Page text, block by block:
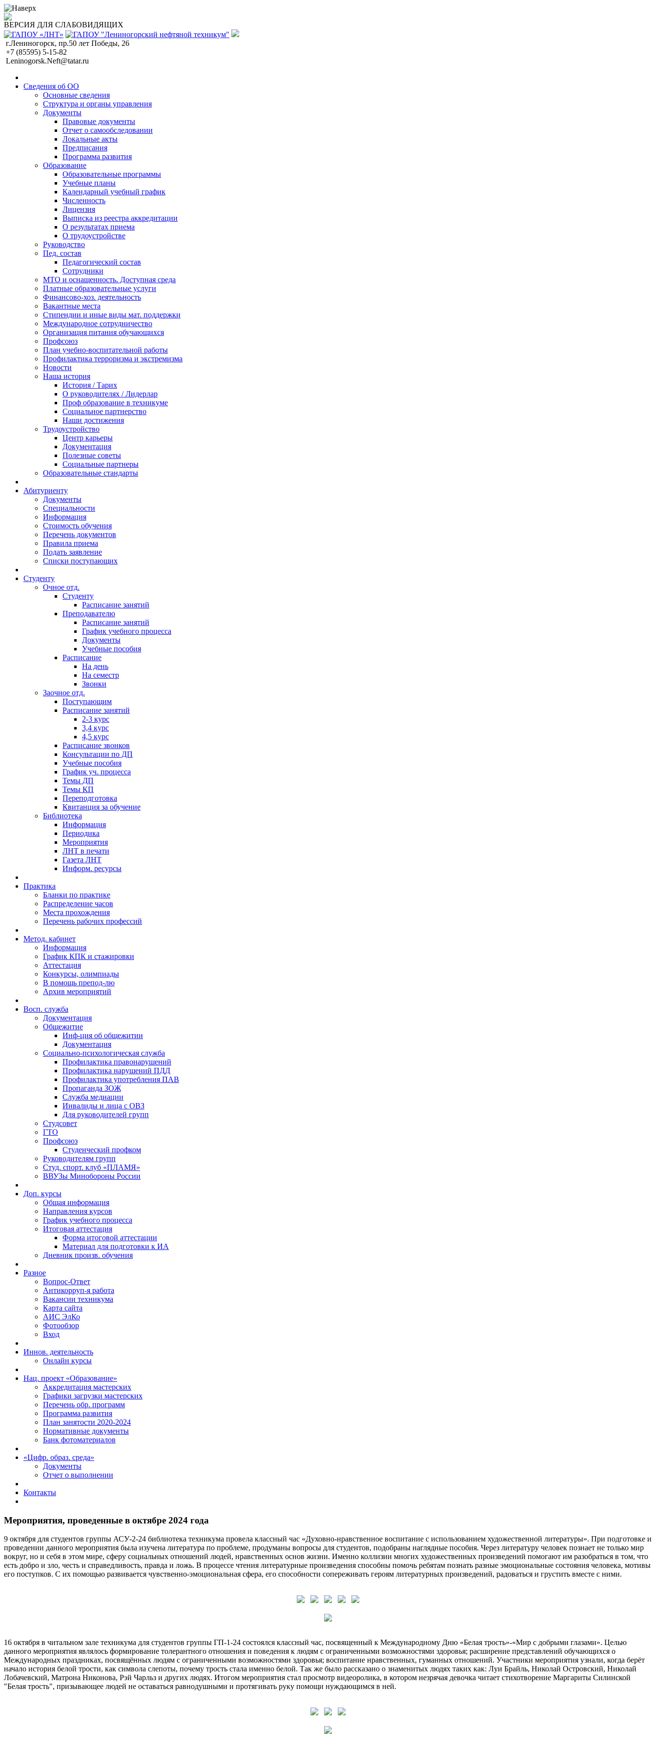
ВЕРСИЯ ДЛЯ СЛАБОВИДЯЩИХ
г.Лениногорск, пр.50 лет Победы, 26
+7 (85595) 5-15-82
Leninogorsk.Neft@tatar.ru
Сведения об ОО
Основные сведения
Структура и органы управления
Документы
Правовые документы
Отчет о самообследовании
Локальные акты
Предписания
Программа развития
Образование
Образовательные программы
Учебные планы
Календарный учебный график
Численность
Лицензия
Выписка из реестра аккредитации
О результатах приема
О трудоустройстве
Руководство
Пед. состав
Педагогический состав
Сотрудники
МТО и оснащенность. Доступная среда
Платные образовательные услуги
Финансово-хоз. деятельность
Вакантные места
Стипендии и иные виды мат. поддержки
Международное сотрудничество
Организация питания обучающихся
Профсоюз
План учебно-воспитательной работы
Профилактика терроризма и экстремизма
Новости
Наша история
История / Тарих
О руководителях / Лидерлар
Проф образование в техникуме
Социальное партнерство
Наши достижения
Трудоустройство
Центр карьеры
Документация
Полезные советы
Социальные партнеры
Образовательные стандарты
Абитуриенту
Документы
Специальности
Информация
Стоимость обучения
Перечень документов
Правила приема
Подать заявление
Списки поступающих
Студенту
Очное отд.
Студенту
Расписание занятий
Преподавателю
Расписание занятий
График учебного процесса
Документы
Учебные пособия
Расписание
На день
На семестр
Звонки
Заочное отд.
Поступающим
Расписание занятий
2-3 курс
3,4 курс
4,5 курс
Расписание звонков
Консультации по ДП
Учебные пособия
График уч. процесса
Темы ДП
Темы КП
Переподготовка
Квитанция за обучение
Библиотека
Информация
Периодика
Мероприятия
ЛНТ в печати
Газета ЛНТ
Информ. ресурсы
Практика
Бланки по практике
Распределение часов
Места прохождения
Перечень рабочих профессий
Метод. кабинет
Информация
График КПК и стажировки
Аттестация
Конкурсы, олимпиады
В помощь препод-лю
Архив мероприятий
Восп. cлужба
Документация
Общежитие
Инф-ция об общежитии
Документация
Социально-психологическая служба
Профилактика правонарушений
Профилактика нарушений ПДД
Профилактика употребления ПАВ
Пропаганда ЗОЖ
Служба медиации
Инвалиды и лица с ОВЗ
Для руководителей групп
Студсовет
ГТО
Профсоюз
Студенческий профком
Руководителям групп
Студ. спорт. клуб «ПЛАМЯ»
ВВУЗы Минобороны России
Доп. курсы
Общая информация
Направления курсов
График учебного процесса
Итоговая аттестация
Форма итоговой аттестации
Материал для подготовки к ИА
Дневник произв. обучения
Разное
Вопрос-Ответ
Антикорруп-я работа
Вакансии техникума
Карта сайта
АИС ЭлКо
Фотообзор
Вход
Иннов. деятельность
Онлайн курсы
Нац. проект «Образование»
Аккредитация мастерских
Графики загрузки мастерских
Перечень обр. программ
Программа развития
План занятости 2020-2024
Нормативные документы
Банк фотоматериалов
«Цифр. образ. среда»
Документы
Отчет о выполнении
Контакты
Мероприятия, проведенные в октябре 2024 года
9 октября для студентов группы АСУ-2-24 библиотека техникума провела классный час «Духовно-нравственное воспитание с использованием художественной литературы». При подготовке и
проведении данного мероприятия была изучена литература по проблеме, продуманы вопросы для студентов, подобраны наглядные пособия. Через литературу человек познает не только мир
вокруг, но и себя в этом мире, сферу социальных отношений людей, нравственных основ жизни. Именно коллизии многих художественных произведений помогают им разобраться в том, что
есть добро и зло, честь и справедливость, правда и ложь. В процессе чтения литературные произведения способны помочь ребятам познать разные эмоциональные состояния человека, мотивы
его поступков. С их помощью развивается чувственно-эмоциональная сфера, его способности сопереживать героям литературных произведений, радоваться и грустить вместе с ними.
16 октября в читальном зале техникума для студентов группы ГП-1-24 состоялся классный час, посвященный к Международному Дню «Белая трость»-«Мир с добрыми глазами». Целью
данного мероприятия являлось формирование толерантного отношения и поведения к людям с ограниченными возможностями здоровья; расширение представлений обучающихся о
Международных праздниках, посвящённых людям с ограниченными возможностями здоровья; воспитание нравственных, гуманных отношений. Участники мероприятия узнали, когда берёт
начало история белой трости, как символа слепоты, почему трость стала именно белой. Так же было рассказано о знаменитых людях таких как: Луи Брайль, Николай Островский, Николай
Лобачевский, Матрона Никонова, Рэй Чарльз и других людях. Итогом мероприятия стал просмотр видеоролика, в котором незрячая девочка читает стихотворение Маргариты Силинской
"Белая трость", призывающее людей не оставаться равнодушными и протягивать руку помощи нуждающимся в ней.